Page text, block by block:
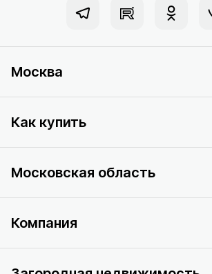
Москва
Как купить
Московская область
Компания